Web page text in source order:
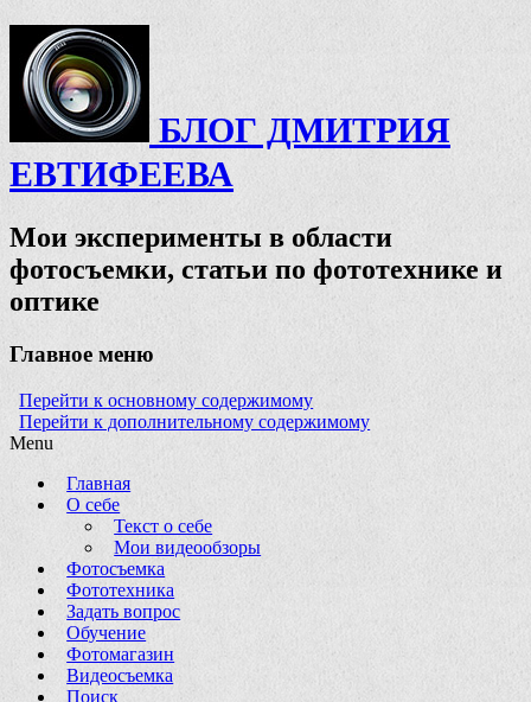
БЛОГ ДМИТРИЯ
ЕВТИФЕЕВА
Мои эксперименты в области
фотосъемки, статьи по фототехнике и
оптике
Главное меню
Перейти к основному содержимому
Перейти к дополнительному содержимому
Menu
Главная
О себе
Текст о себе
Мои видеообзоры
Фотосъемка
Фототехника
Задать вопрос
Обучение
Фотомагазин
Видеосъемка
Поиск